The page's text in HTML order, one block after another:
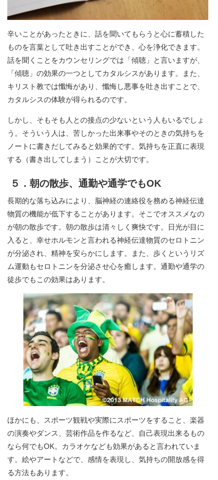
辛いことがあったときに、話を聞いてもらうと心に蓄積した
ものを言葉として吐き出すことができ、心を浄化できます。
話を聞くことをカウンセリングでは「傾聴」と言いますが、
「傾聴」の効果の一つとしてカタルシスがあります。また、
キリスト教では懺悔があり、懺悔し悪事を吐き出すことで、
カタルシスの体験が得られるのです。
しかし、そもそも人との接点の少ないという人もいるでしょ
う。そういう人は、苦しかった出来事やそのときの気持ちを
ノートに書きだしてみると効果的です。気持ちを正直に表現
する（書き出してしまう）ことが大切です。
５．朝の散歩、通勤や通学でもOK
長期的な落ち込みにより、脳神経の連絡役を務める神経伝達
物質の機能が低下することがあります。そこでオススメなの
が朝の散歩です。朝の散歩は清々しく爽快です。日光が目に
入ると、幸せホルモンと言われる神経伝達物質のセロトニン
が分泌され、精神を安らかにします。また、歩くというリズ
ム運動もセロトニンを分泌させ心を癒します。通勤や通学の
徒歩でもこの効果はあります。
ほかにも、スポーツ観戦や実際にスポーツをすること、楽器
の演奏やダンス、芸術作品を作るなど、自己表現出来るもの
なら何でもOK。カラオケなども効果があると言われていま
す。絵やアートなどで、感情を表現し、気持ちの開放感を得
る方法もあります。